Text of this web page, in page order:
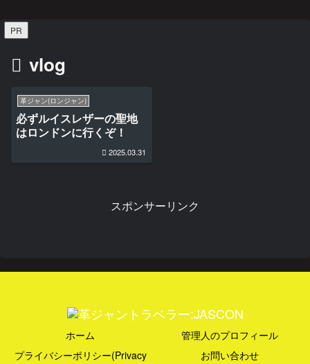
PR
vlog
革ジャン(ロンジャン)
必ずルイスレザーの聖地
はロンドンに行くぞ！
2025.03.31
スポンサーリンク
ホーム
管理人のプロフィール
プライバシーポリシー(Privacy
お問い合わせ